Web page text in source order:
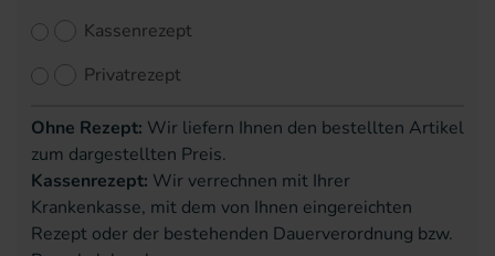
Kassenrezept
Privatrezept
Ohne Rezept: Wir liefern Ihnen den bestellten Artikel
zum dargestellten Preis.
Kassenrezept: Wir verrechnen mit Ihrer
Krankenkasse, mit dem von Ihnen eingereichten
Rezept oder der bestehenden Dauerverordnung bzw.